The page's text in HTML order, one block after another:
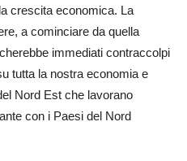
crescita economica. La
a cominciare da quella
im­mediati contraccolpi
tutta la nostra economia e
Nord Est che lavorano
con i Paesi del Nord